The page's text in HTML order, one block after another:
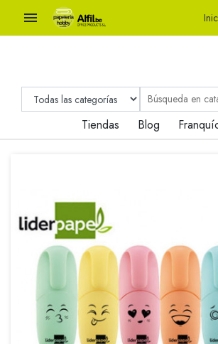

Tiendas Blog